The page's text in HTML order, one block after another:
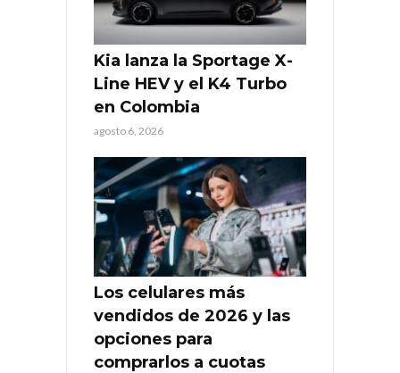
Kia lanza la Sportage X-
Line HEV y el K4 Turbo
en Colombia
agosto 6, 2026
Los celulares más
vendidos de 2026 y las
opciones para
comprarlos a cuotas